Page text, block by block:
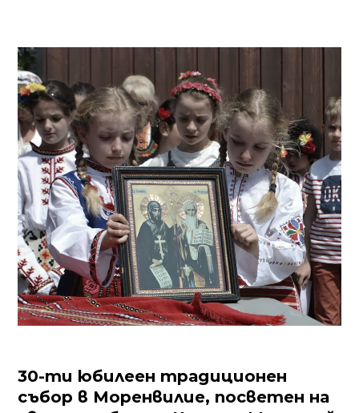
30-ти юбилеен традиционен
събор в Моренвилие, посветен на